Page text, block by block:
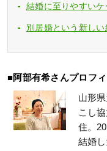
結婚に至りやすいケ
別居婚という新し
■阿部有希さんプロフ
山形
こし
住。
結婚